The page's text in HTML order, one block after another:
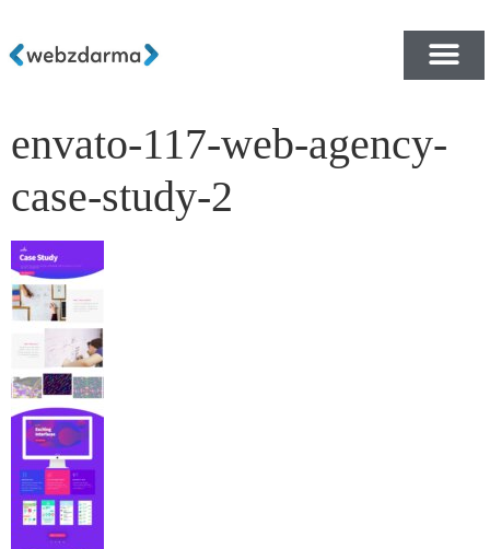
envato-117-web-agency-
case-study-2